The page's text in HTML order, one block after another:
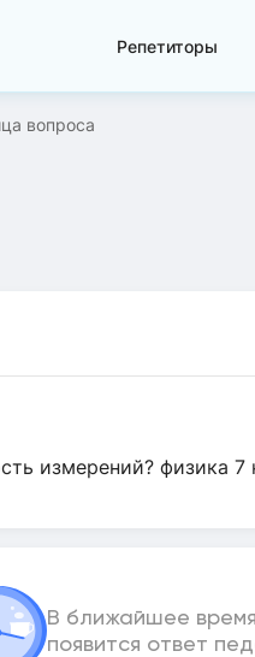
Репетиторы
вопроса
измерений? физика 7
В ближайшее
появится ответ